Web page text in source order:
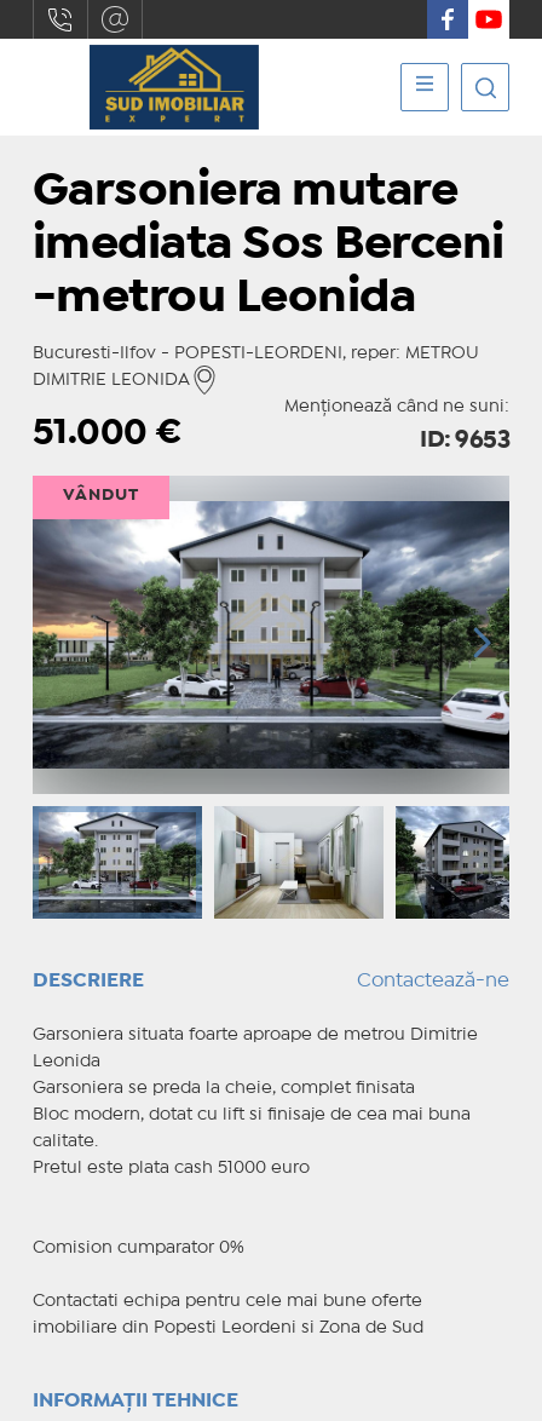
Garsoniera mutare
imediata Sos Berceni
-metrou Leonida
Bucuresti-Ilfov - POPESTI-LEORDENI, reper: METROU
DIMITRIE LEONIDA
Menționează când ne suni:
51.000€ ID: 9653
VÂNDUT
DESCRIERE Contactează-ne
Garsoniera situata foarte aproape de metrou Dimitrie
Leonida
Garsoniera se preda la cheie, complet finisata
Bloc modern, dotat cu lift si finisaje de cea mai buna
calitate.
Pretul este plata cash 51000 euro
Comision cumparator 0%
Contactati echipa pentru cele mai bune oferte
imobiliare din Popesti Leordeni si Zona de Sud
INFORMAȚII TEHNICE